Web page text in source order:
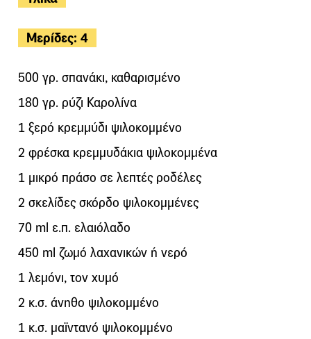
Μερίδες: 4
500 γρ. σπανάκι, καθαρισμένο
180 γρ. ρύζι Καρολίνα
1 ξερό κρεμμύδι ψιλοκομμένο
2 φρέσκα κρεμμυδάκια ψιλοκομμένα
1 μικρό πράσο σε λεπτές ροδέλες
2 σκελίδες σκόρδο ψιλοκομμένες
70 ml ε.π. ελαιόλαδο
450 ml ζωμό λαχανικών ή νερό
1 λεμόνι, τον χυμό
2 κ.σ. άνηθο ψιλοκομμένο
1 κ.σ. μαϊντανό ψιλοκομμένο